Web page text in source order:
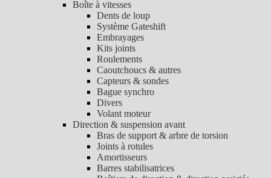
Boîte à vitesses
Dents de loup
Système Gateshift
Embrayages
Kits joints
Roulements
Caoutchoucs & autres
Capteurs & sondes
Bague synchro
Divers
Volant moteur
Direction & suspension avant
Bras de support & arbre de torsion
Joints à rotules
Amortisseurs
Barres stabilisatrices